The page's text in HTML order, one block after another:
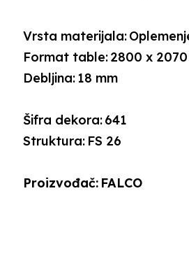
Debljina:18 mm
Format table:2800 x
Šifra dekora:641
Struktura: FS 26
Vrsta materijala:
Proizvođač: FALCO